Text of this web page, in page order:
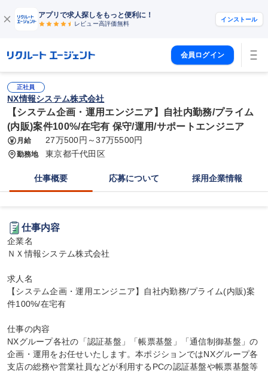
アプリで求人探しをもっと便利に！
レビュー高評価無料
インストール
会員ログイン
正社員
NX情報システム株式会社
【システム企画・運用エンジニア】自社内勤務/プライム
(内販)案件100%/在宅有 保守/運用/サポートエンジニア
月給 27万500円～37万5500円
勤務地 東京都千代田区
仕事概要 応募について 採用企業情報
仕事内容
企業名
ＮＸ情報システム株式会社
求人名
【システム企画・運用エンジニア】自社内勤務/プライム(内販)案
件100%/在宅有
仕事の内容
NXグループ各社の「認証基盤」「帳票基盤」「通信制御基盤」の
企画・運用をお任せいたします。本ポジションではNXグループ各
支店の総務や営業社員などが利用するPCの認証基盤や帳票基盤等